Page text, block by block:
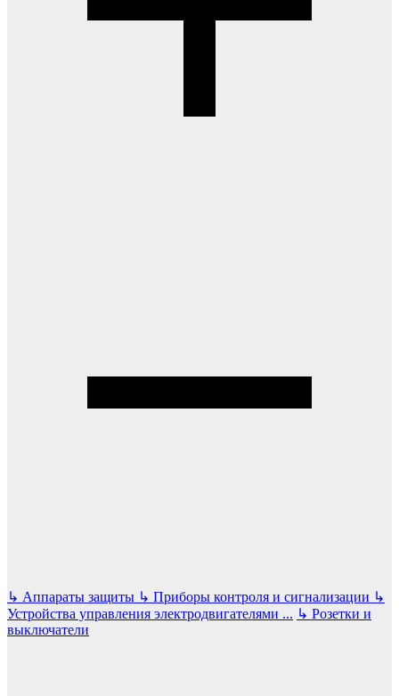
↳ Аппараты защиты ↳ Приборы контроля и сигнализации ↳
Устройства управления электродвигателями ... ↳ Розетки и
выключатели